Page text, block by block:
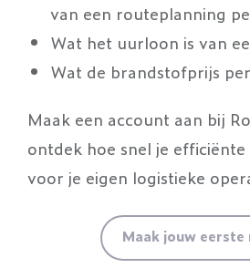
van een routeplanning
Wat het uurloon is van
Wat de brandstofprijs
Maak een account aan bij
ontdek hoe snel je
voor je eigen logistieke
Maak jouw eerste